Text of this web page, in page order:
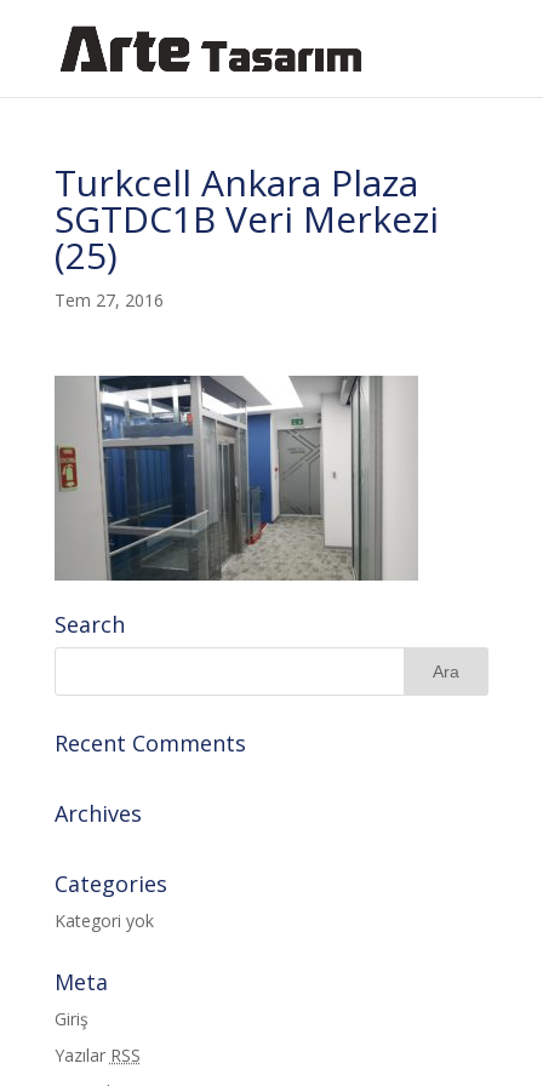
Turkcell Ankara Plaza
SGTDC1B Veri Merkezi
(25)
Tem 27, 2016
Search
Recent Comments
Archives
Categories
Kategori yok
Meta
Giriş
Yazılar RSS